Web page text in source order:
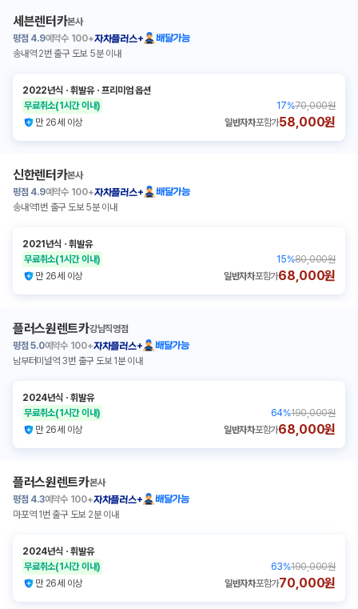
세븐렌터카본사
평점 4.9예약수 100+자차플러스+
배달가능
송내역 2번 출구 도보 5분 이내
2022년식 ㆍ휘발유ㆍ프리미엄 옵션
무료취소(1시간 이내) 17%70,000원
만 26세 이상
일반자차포함가58,000원
신한렌터카본사
평점 4.9예약수 100+자차플러스+
배달가능
송내역1번 출구 도보 5분 이내
2021년식 ㆍ휘발유
무료취소(1시간 이내) 15%80,000원
만 26세 이상
일반자차포함가68,000원
플러스원렌트카강남직영점
평점 5.0예약수 100+자차플러스+
배달가능
남부터미널역 3번 출구 도보 1분 이내
2024년식 ㆍ휘발유
무료취소(1시간 이내) 64%190,000원
만 26세 이상
일반자차포함가68,000원
플러스원렌트카본사
평점 4.3예약수 100+자차플러스+
배달가능
마포역 1번 출구 도보 2분 이내
2024년식 ㆍ휘발유
무료취소(1시간 이내) 63%190,000원
만 26세 이상
일반자차포함가70,000원